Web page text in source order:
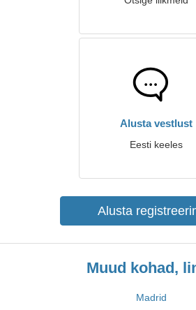
Alusta vestlust
Eesti keeles
Alusta
Muud kohad,
Madrid